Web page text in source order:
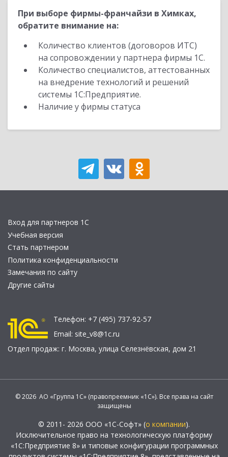
При выборе фирмы-франчайзи в Химках,
обратите внимание на:
Количество клиентов (договоров ИТС)
на сопровождении у партнера фирмы 1С.
Количество специалистов, аттестованных
на внедрение технологий и решений
системы 1С:Предприятие.
Наличие у фирмы статуса
Вход для партнеров 1С
Учебная версия
Стать партнером
Политика конфиденциальности
Замечания по сайту
Другие сайты
Телефон: +7 (495) 737-92-57
Email: site_v8@1c.ru
Отдел продаж: г. Москва, улица Селезнёвская, дом 21
© 2026 АО «Группа 1С» (правопреемник «1С»). Все права на сайт
защищены
© 2011- 2026 ООО «1С-Софт» (о компании).
Исключительное право на технологическую платформу
«1С:Предприятие 8» и типовые конфигурации программных